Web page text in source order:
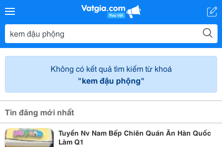
Không có kết quả tìm kiếm từ khoá
"kem đậu phộng"
Tin đăng mới nhất
Tuyển Nv Nam Bếp Chiên Quán Ăn Hàn Quốc
Làm Q1